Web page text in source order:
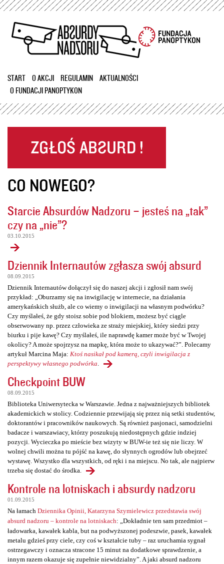
Przejdź
treści
START O AKCJI REGULAMIN
AKTUALNOŚCI
O FUNDACJI PANOPTYKON
CO NOWEGO?
Starcie Absurdów Nadzoru – jesteś na „tak”
czy na „nie”?
03.10.2015
Dziennik Internautów zgłasza swój absurd
08.09.2015
Dziennik Internautów dołączył się do naszej akcji i zgłosił nam swój
przykład: „Oburzamy się na inwigilację w internecie, na działania
amerykańskich służb, ale co wiemy o inwigilacji na własnym podwórku?
Czy myślałeś, że gdy stoisz sobie pod blokiem, możesz być ciągle
obserwowany np. przez człowieka ze straży miejskiej, który siedzi przy
biurku i pije kawę? Czy myślałeś, ile naprawdę kamer może być w Twojej
okolicy? A może spojrzysz na mapkę, która może to ukazywać?”. Polecamy
artykuł Marcina Maja: Ktoś nasikał pod kamerą, czyli inwigilacja z
perspektywy własnego podwórka
Checkpoint BUW
08.09.2015
Biblioteka Uniwersytecka w Warszawie. Jedna z najważniejszych bibliotek
akademickich w stolicy. Codziennie przewijają się przez nią setki studentów,
doktorantów i pracowników naukowych. Są również pasjonaci, samodzielni
badacze i warszawiacy, którzy poszukują niedostępnych gdzie indziej
pozycji. Wycieczka po mieście bez wizyty w BUW-ie też się nie liczy. W
wolnej chwili można tu pójść na kawę, do słynnych ogrodów lub obejrzeć
wystawę. Wszystko dla wszystkich, od ręki i na miejscu. No tak, ale najpierw
trzeba się dostać do środka.
Kontrole na lotniskach i absurdy nadzoru
01.09.2015
Na łamach Dziennika Opinii, Katarzyna Szymielewicz przedstawia swój
absurd nadzoru – kontrole na lotniskach: „Dokładnie ten sam przedmiot –
ładowarka, kawałek kabla, but na podwyższonej podeszwie, pasek, kawałek
metalu gdzieś przy ciele, czy coś w kształcie tuby – raz uruchamia sygnał
ostrzegawczy i oznacza stracone 15 minut na dodatkowe sprawdzenie, a
innym razem okazuje się zupełnie niewidzialny”. A jaki absurd nadzoru